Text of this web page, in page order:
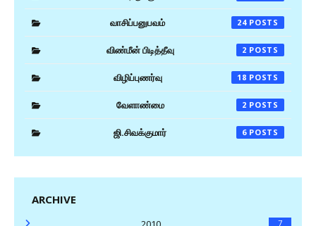
வாசிப்பனுபவம் 24
விண்மீன் பிடித்தீவு 2
விழிப்புணர்வு 18
வேளாண்மை 2
ஜி.சிவக்குமார் 6
ARCHIVE
7